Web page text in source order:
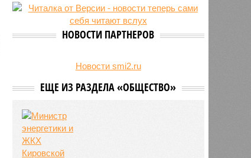
Гострудинспекция выявила
нарушения после несчастного
случая на пилораме в Кирсе
садов собираются продлить
НОВОСТИ ПАРТНЕРОВ
Новости smi2.ru
ЕЩЕ ИЗ РАЗДЕЛА «ОБЩЕСТВО»